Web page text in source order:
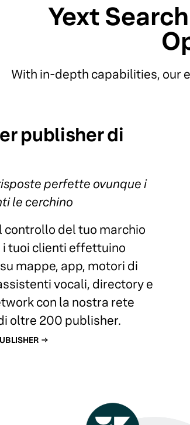
Yext
With in-depth capabilities, our
publisher di
perfette ovunque i
le cerchino
controllo del tuo marchio
i tuoi clienti effettuino
mappe, app, motori di
vocali, directory e
con la nostra rete
oltre 200 publisher.